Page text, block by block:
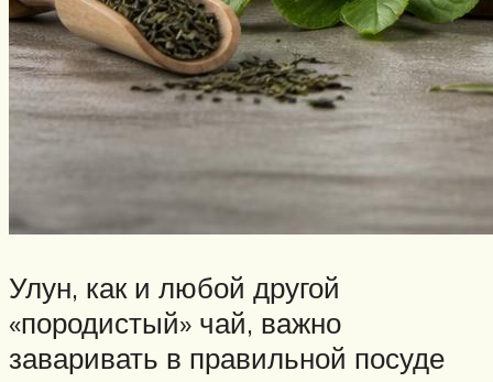
Улун, как и любой другой
«породистый» чай, важно
заваривать в правильной посуде